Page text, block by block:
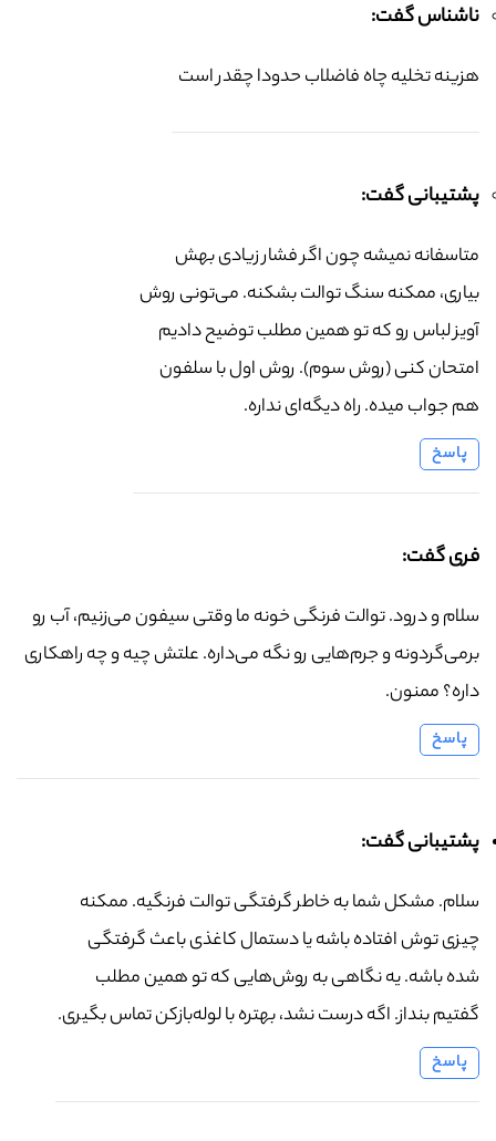
ناشناس گفت:
هزینه تخلیه چاه فاضلاب حدودا چقدر است
پشتیبانی گفت:
متاسفانه نمیشه چون اگر فشار زیادی بهش
بیاری، ممکنه سنگ توالت بشکنه. می‌تونی روش
آویز لباس رو که تو همین مطلب توضیح دادیم
امتحان کنی (روش سوم). روش اول با سلفون
هم جواب میده. راه دیگه‌ای نداره.
پاسخ
فری گفت:
سلام و درود. توالت فرنگی خونه ما وقتی سیفون می‌زنیم، آب رو
برمی‌گردونه و جرم‌هایی رو نگه می‌داره. علتش چیه و چه راهکاری
داره؟ ممنون.
پاسخ
پشتیبانی گفت:
سلام. مشکل شما به خاطر گرفتگی توالت فرنگیه. ممکنه
چیزی توش افتاده باشه یا دستمال کاغذی باعث گرفتگی
شده باشه. یه نگاهی به روش‌هایی که تو همین مطلب
گفتیم بنداز. اگه درست نشد، بهتره با لوله‌بازکن تماس بگیری.
پاسخ